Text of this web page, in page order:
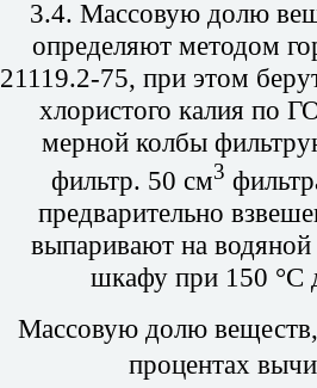
3.4. Массовую долю
определяют методом
21119.2-75, при этом
хлористого калия по
мерной колбы
фильтр. 50 см3
предварительно
выпаривают на
шкафу при 150 °С
Массовую долю
процентах